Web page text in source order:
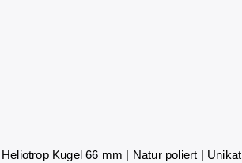
Heliotrop Kugel 66 mm | Natur poliert | Unikat